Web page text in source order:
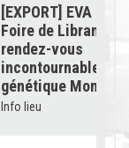
[EXPORT] EVA
Foire de Libramont
rendez-vous
incontournable
génétique
Info lieu